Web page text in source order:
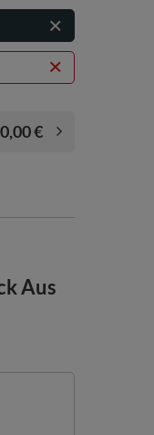
0,00 €
Aus